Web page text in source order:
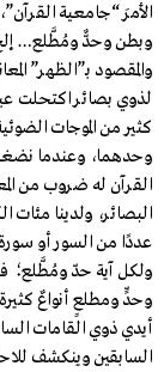
الأمرَ “جامعية
وبطن وحدٌّ ومُطَّلع…
والمقصود بـ”الظهر”
لذوي بصائر اكتحلت
كثير من الموجات
وحدهما، وعندما نضغط
القرآن له ضروب من
البصائر، ولدينا مئات
عددًا من السور أو
ولكل آية حدّ ومُطَّلع؛
وحدٍّ ومطلعٍ أنواعٌ
أيدي ذوي القامات
السابقين وينكشف